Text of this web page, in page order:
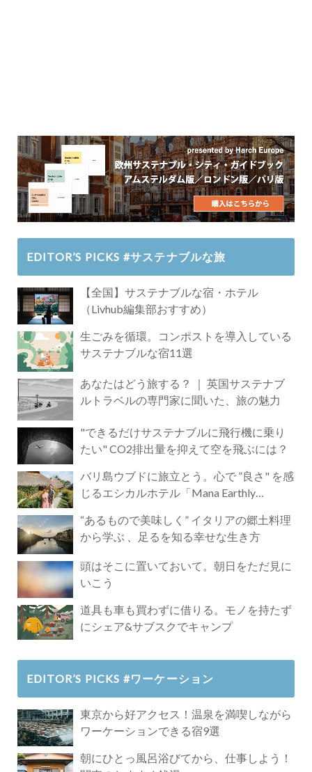
EDITOR’S PICKS #サステナブルな旅
【全国】サステナブルな宿・ホテル
（Livhub編集部おすすめ）
生ごみを循環。コンポストを導入している
サステナブルな宿11選
あなたはどう旅する？ ｜ 英国サステナブ
ルトラベルの専門家に聞いた、旅の魅力
"できるだけサステナブルに飛行機に乗り
たい" CO2排出量を抑えて空を飛ぶには？
バリ島ウブドに旅立とう。心で ”良さ" を感
じるエシカルホテル「Mana Earthly
“あるもので美味しく” イタリアの郷土料理
から学ぶ 、足るを知る幸せな生き方
頭はそこに置いておいて。朝日をただ見に
いこう
道具も車も買わずに借りる。モノを持たず
にシェア&サブスクでキャンプ
EDITOR’S PICKS #ワーケーション
東京から好アクセス！温泉を満喫しながら
ワーケーションできる宿9選
朝にひとっ風呂浴びてから、仕事しよう！